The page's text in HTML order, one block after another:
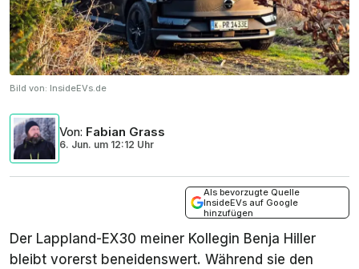
Bild von: InsideEVs.de
Von: Fabian Grass
6. Jun. um 12:12 Uhr
Als bevorzugte Quelle
InsideEVs auf Google
hinzufügen
Der Lappland-EX30 meiner Kollegin Benja Hiller
bleibt vorerst beneidenswert. Während sie den